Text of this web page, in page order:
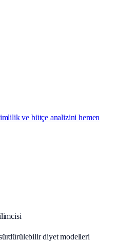
ve bütçe analizini hemen
diyet modelleri